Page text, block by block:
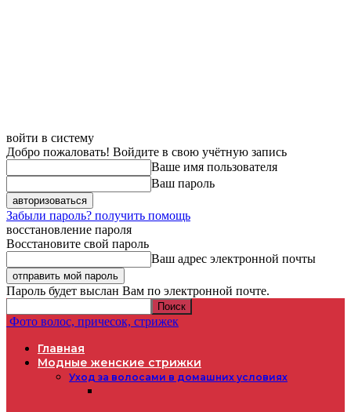
войти в систему
Добро пожаловать! Войдите в свою учётную запись
Ваше имя пользователя
Ваш пароль
Забыли пароль? получить помощь
восстановление пароля
Восстановите свой пароль
Ваш адрес электронной почты
Пароль будет выслан Вам по электронной почте.
Фото волос, причесок, стрижек
Главная
Модные женские стрижки
Уход за волосами в домашних условиях